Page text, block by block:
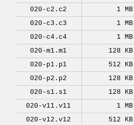
020-c2.c2
1 MB
020-c3.c3
1 MB
020-c4.c4
1 MB
020-m1.m1
128 KB
020-p1.p1
512 KB
020-p2.p2
128 KB
020-s1.s1
128 KB
020-v11.v11
1 MB
020-v12.v12
512 KB